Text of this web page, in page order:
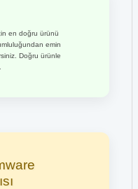
en doğru ürünü
emin
Doğru ürünle